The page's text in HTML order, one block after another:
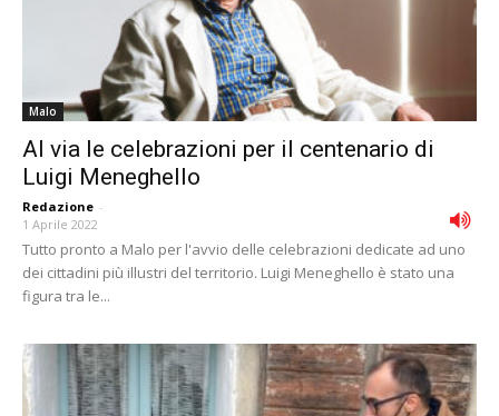
Malo
Al via le celebrazioni per il centenario di
Luigi Meneghello
Redazione -
1 Aprile 2022
Tutto pronto a Malo per l'avvio delle celebrazioni dedicate ad uno
dei cittadini più illustri del territorio. Luigi Meneghello è stato una
figura tra le...